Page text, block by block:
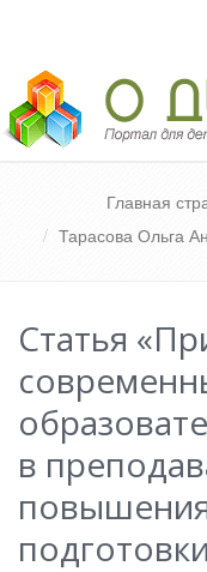
Педагогический
Главная
Тарасова Ольга
Статья
в